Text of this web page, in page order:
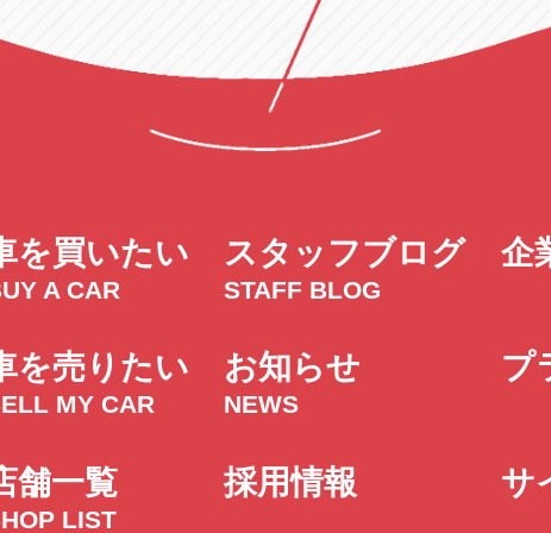
を買いたい
A CAR
を売りたい
MY CAR
舗一覧
LIST
スタッフブログ
STAFF BLOG
お知らせ
NEWS
採用情報
企
プ
サ